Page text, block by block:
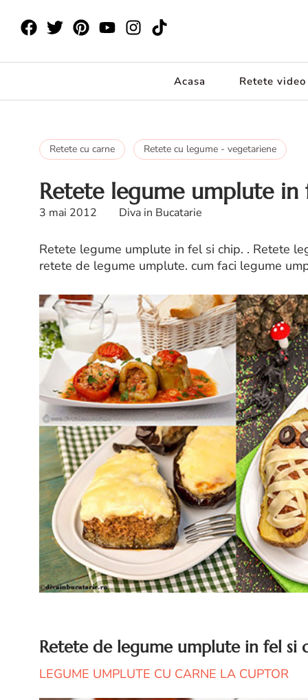
Acasa Retete video
Retete cu carne Retete cu legume - vegetariene
Retete legume umplute in
3 mai 2012 Diva in Bucatarie
Retete legume umplute in fel si chip. . Retete
retete de legume umplute. cum faci legume
Retete de legume umplute in fel si
LEGUME UMPLUTE CU CARNE LA CUPTOR